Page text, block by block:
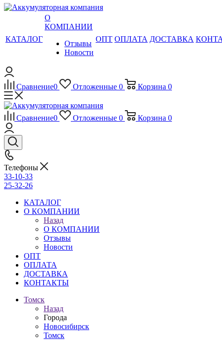
КАТАЛОГ
О
КОМПАНИИ
Отзывы
Новости
ОПТ ОПЛАТА ДОСТАВКА
Сравнение0 Отложенные 0 Корзина 0
Сравнение0 Отложенные 0 Корзина 0
Телефоны
33-10-33
25-32-26
КАТАЛОГ
О КОМПАНИИ
Назад
О КОМПАНИИ
Отзывы
Новости
ОПТ
ОПЛАТА
ДОСТАВКА
КОНТАКТЫ
Томск
Назад
Города
Новосибирск
Томск